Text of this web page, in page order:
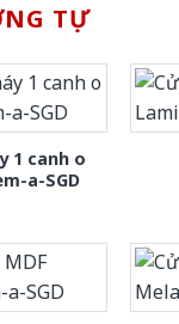
TỰ
1 canh o
a-SGD